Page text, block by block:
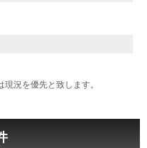
況を優先と致します。